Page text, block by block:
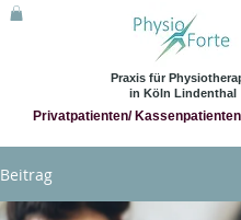
Praxis für
in Köln Lindenthal
Privatpatienten/
Beitrag